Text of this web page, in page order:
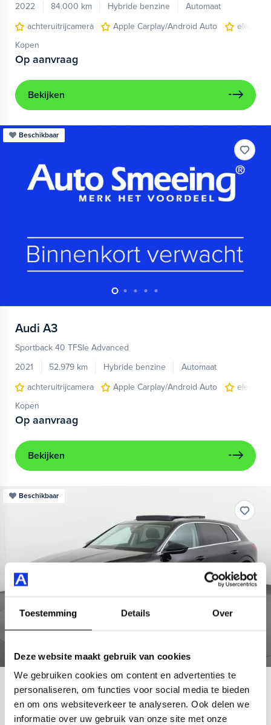
Toestemming Details Over
Deze website maakt gebruik van cookies
We gebruiken cookies om content en advertenties te
personaliseren, om functies voor social media te bieden
en om ons websiteverkeer te analyseren. Ook delen we
informatie over uw gebruik van onze site met onze
2022
84.000 km Hybride benzine
Automaat
achteruitrijcamera
Apple Carplay/Android Auto
Kopen
Op aanvraag
Bekijken
Beschikbaar
Audi A3
Sportback 40 TFSIe Advanced
2021
52.979 km Hybride benzine
Automaat
achteruitrijcamera
Apple Carplay/Android Auto
Kopen
Op aanvraag
Bekijken
Beschikbaar
Audi e-tron
55 quattro Advanced 95 kWh